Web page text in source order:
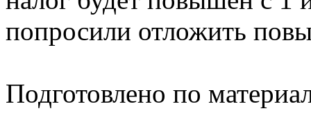
попросили отложить
Подготовлено по